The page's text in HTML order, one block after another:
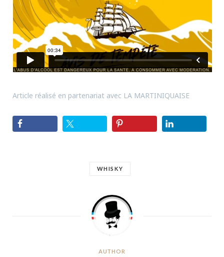
Article réalisé en partenariat avec LA MARTINIQUAISE
WHISKY
AUTHOR